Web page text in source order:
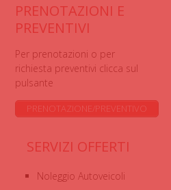
PRENOTAZIONI E
PREVENTIVI
Per prenotazioni o per
richiesta preventivi clicca sul
pulsante
PRENOTAZIONE/PREVENTIVO
SERVIZI OFFERTI
Noleggio Autoveicoli